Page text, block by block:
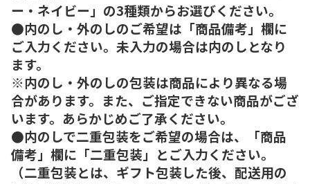
ー・ネイビー」の3種類からお選びください。
●内のし・外のしのご希望は「商品備考」欄に
ご入力ください。未入力の場合は内のしとなり
ます。
※内のし・外のしの包装は商品により異なる場
合があります。また、ご指定できない商品がござ
います。あらかじめご了承ください。
●内のしで二重包装をご希望の場合は、「商品
備考」欄に「二重包装」とご入力ください。
（二重包装とは、ギフト包装した後、配送用の